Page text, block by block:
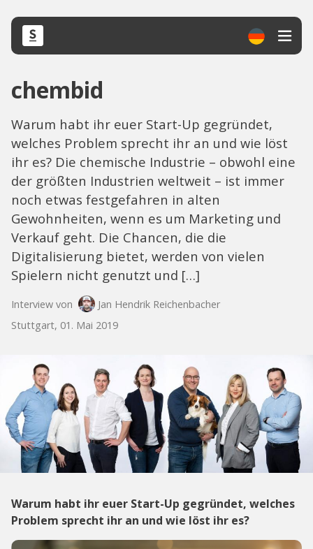
chembid
Warum habt ihr euer Start-Up gegründet,
welches Problem sprecht ihr an und wie löst
ihr es? Die chemische Industrie – obwohl eine
der größten Industrien weltweit – ist immer
noch etwas festgefahren in alten
Gewohnheiten, wenn es um Marketing und
Verkauf geht. Die Chancen, die die
Digitalisierung bietet, werden von vielen
Spielern nicht genutzt und […]
Interview von
Jan Hendrik Reichenbacher
Stuttgart, 01. Mai 2019
Warum habt ihr euer Start-Up gegründet, welches
Problem sprecht ihr an und wie löst ihr es?